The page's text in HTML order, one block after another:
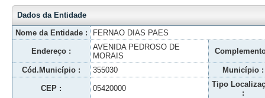
Dados da Entidade
Nome da Entidade :
FERNAO DIAS PAES
Endereço :
AVENIDA PEDROSO DE
MORAIS
Cód.Município : 355030 Município :
CEP : 05420000
Tipo
: